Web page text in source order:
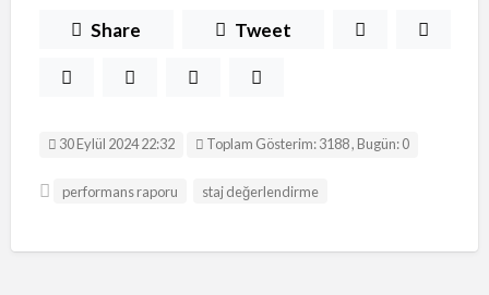
Share Tweet
30 Eylül 2024 22:32 Toplam Gösterim: 3188 , Bugün: 0
performans raporu staj değerlendirme